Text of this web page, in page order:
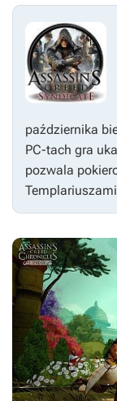
października
PC-tach gra
pozwala